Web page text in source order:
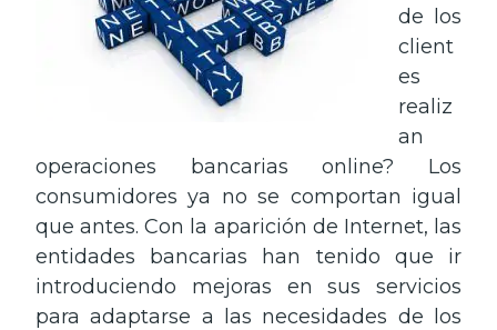
de los
client
es
realiz
an
operaciones bancarias online? Los
consumidores ya no se comportan igual
que antes. Con la aparición de Internet, las
entidades bancarias han tenido que ir
introduciendo mejoras en sus servicios
para adaptarse a las necesidades de los